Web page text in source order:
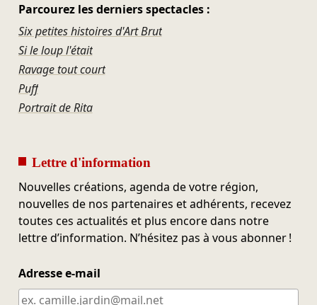
Parcourez les derniers spectacles :
Six petites histoires d'Art Brut
Si le loup l'était
Ravage tout court
Puff
Portrait de Rita
Lettre d'information
Nouvelles créations, agenda de votre région,
nouvelles de nos partenaires et adhérents, recevez
toutes ces actualités et plus encore dans notre
lettre d’information. N’hésitez pas à vous abonner !
Adresse e-mail